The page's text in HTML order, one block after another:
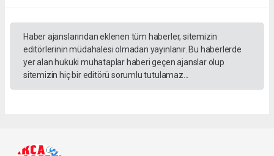
Haber ajanslarından eklenen tüm haberler, sitemizin
editörlerinin müdahalesi olmadan yayınlanır. Bu haberlerde
yer alan hukuki muhataplar haberi geçen ajanslar olup
sitemizin hiç bir editörü sorumlu tutulamaz...